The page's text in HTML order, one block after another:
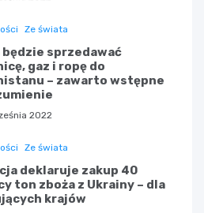
Ze świata
będzie sprzedawać
gaz i ropę do
– zawarto wstępne
2022
Ze świata
deklaruje zakup 40
ton zboża z Ukrainy – dla
krajów